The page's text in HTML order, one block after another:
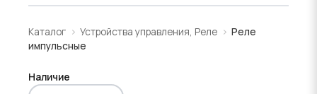
Каталог Устройства управления, Реле
Реле
импульсные
Наличие